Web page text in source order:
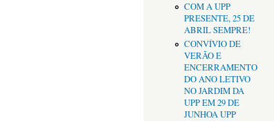
COM A UPP
PRESENTE, 25 DE
ABRIL SEMPRE!
CONVÍVIO DE
VERÃO E
ENCERRAMENTO
DO ANO LETIVO
NO JARDIM DA
UPP EM 29 DE
JUNHOA UPP